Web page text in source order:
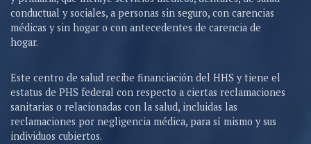
conductual y sociales, a personas sin seguro, con carencias
médicas y sin hogar o con antecedentes de carencia de
hogar.
Este centro de salud recibe financiación del HHS y tiene el
estatus de PHS federal con respecto a ciertas reclamaciones
sanitarias o relacionadas con la salud, incluidas las
reclamaciones por negligencia médica, para sí mismo y sus
individuos cubiertos.